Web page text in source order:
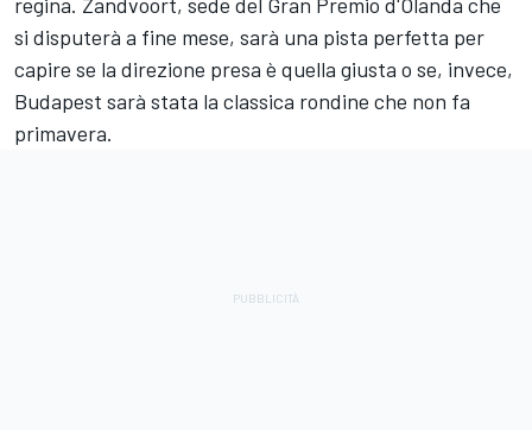
si disputerà a fine mese, sarà una pista perfetta per
capire se la direzione presa è quella giusta o se, invece,
Budapest sarà stata la classica rondine che non fa
primavera.